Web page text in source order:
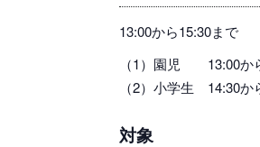
13:00から15:30まで
（1）園児 13:00か
（2）小学生 14:30か
対象